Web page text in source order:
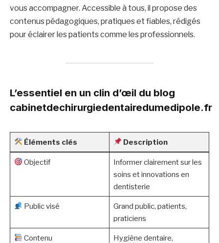
vous accompagner. Accessible à tous, il propose des
contenus pédagogiques, pratiques et fiables, rédigés
pour éclairer les patients comme les professionnels.
L’essentiel en un clin d’œil du blog
cabinetdechirurgiedentairedumedipole.fr
Éléments clés Description
Objectif
Informer clairement sur les
soins et innovations en
dentisterie
Public visé
Grand public, patients,
praticiens
Contenu
Hygiène dentaire,